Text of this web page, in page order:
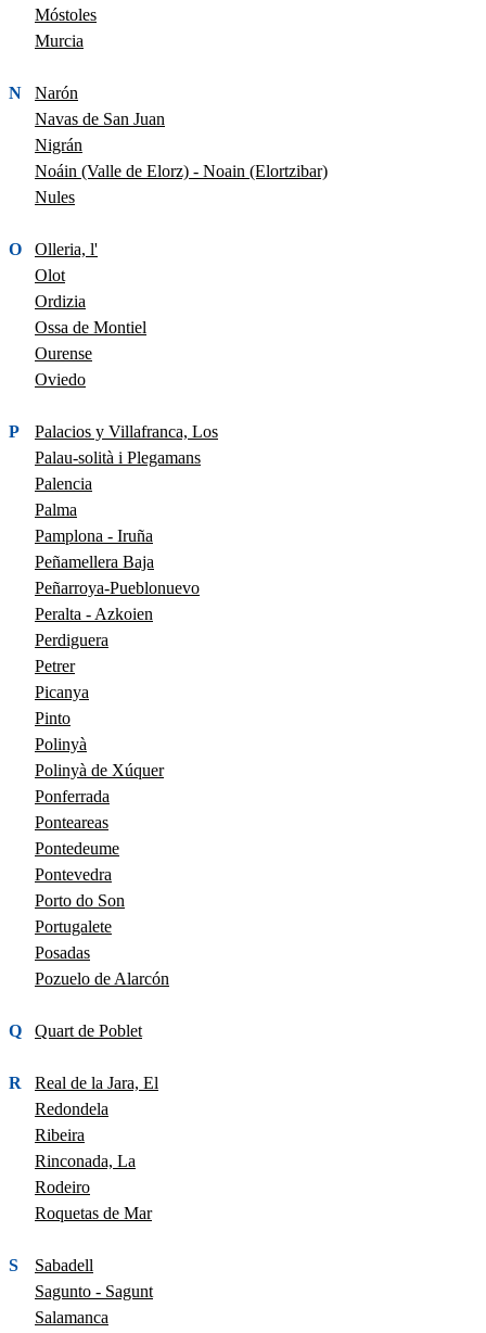
Móstoles
Murcia
N
Narón
Navas de San Juan
Nigrán
Noáin (Valle de Elorz) - Noain (Elortzibar)
Nules
O
Olleria, l'
Olot
Ordizia
Ossa de Montiel
Ourense
Oviedo
P
Palacios y Villafranca, Los
Palau-solità i Plegamans
Palencia
Palma
Pamplona - Iruña
Peñamellera Baja
Peñarroya-Pueblonuevo
Peralta - Azkoien
Perdiguera
Petrer
Picanya
Pinto
Polinyà
Polinyà de Xúquer
Ponferrada
Ponteareas
Pontedeume
Pontevedra
Porto do Son
Portugalete
Posadas
Pozuelo de Alarcón
Q Quart de Poblet
R
Real de la Jara, El
Redondela
Ribeira
Rinconada, La
Rodeiro
Roquetas de Mar
S
Sabadell
Sagunto - Sagunt
Salamanca